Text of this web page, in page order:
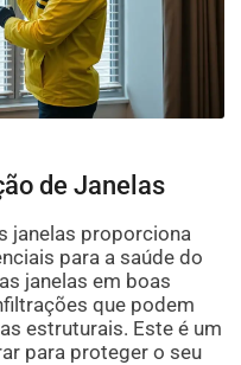
de Janelas
janelas proporciona
para a saúde do
janelas em boas
que podem
estruturais. Este é um
para proteger o seu